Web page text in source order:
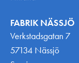
FABRIK NÄSSJÖ
Verkstadsgatan 7
57134 Nässjö